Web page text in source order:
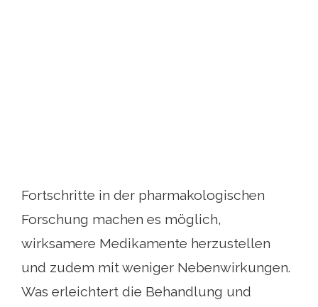
Fortschritte in der pharmakologischen
Forschung machen es möglich,
wirksamere Medikamente herzustellen
und zudem mit weniger Nebenwirkungen.
Was erleichtert die Behandlung und